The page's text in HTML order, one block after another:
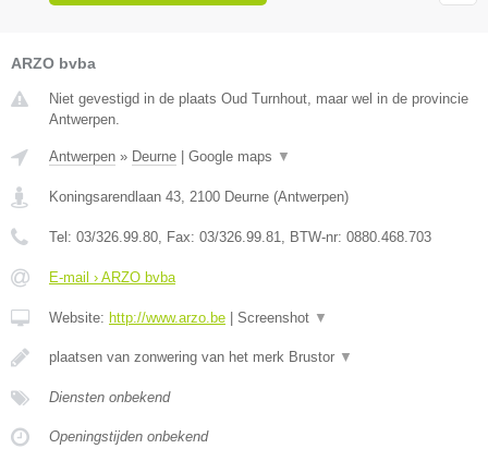
ARZO bvba
Niet gevestigd in de plaats Oud Turnhout, maar wel in de provincie
Antwerpen.
Antwerpen » Deurne Google maps ▼
Koningsarendlaan 43, 2100 Deurne (Antwerpen)
Tel: 03/326.99.80, Fax: 03/326.99.81, BTW-nr: 0880.468.703
E-mail › ARZO bvba
Website: http://www.arzo.be Screenshot ▼
plaatsen van zonwering van het merk Brustor ▼
Diensten onbekend
Openingstijden onbekend